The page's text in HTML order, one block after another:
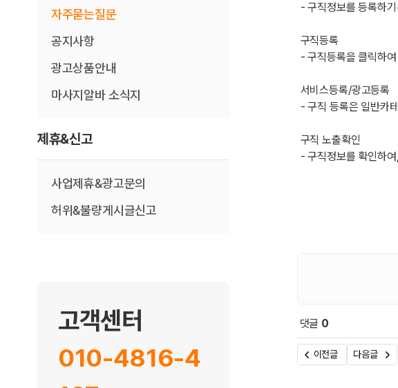
자주묻는질문
공지사항
광고상품안내
마사지알바 소식지
제휴&신고
사업제휴&광고문의
허위&불량게시글신고
고객센터
010-4816-4
- 구직정보를 등록하
구직등록
- 구직등록을 클릭하
서비스등록/광고등록
- 구직 등록은 일반카
구직 노출확인
- 구직정보를 확인하
회원 문의 및 댓글
댓글 0
이전글 다음글